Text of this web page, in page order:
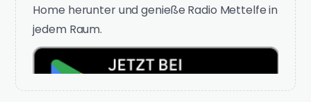
Home herunter und genieße Radio Mettelfe in
jedem Raum.